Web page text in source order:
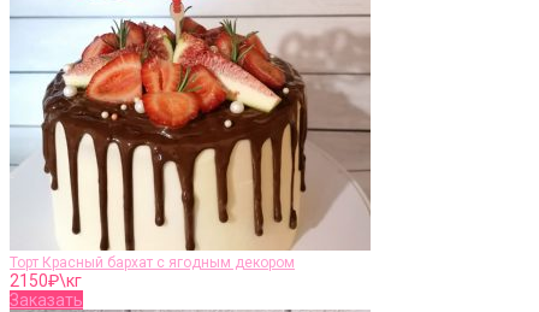
Торт Красный бархат с ягодным декором
2150₽\кг
Заказать